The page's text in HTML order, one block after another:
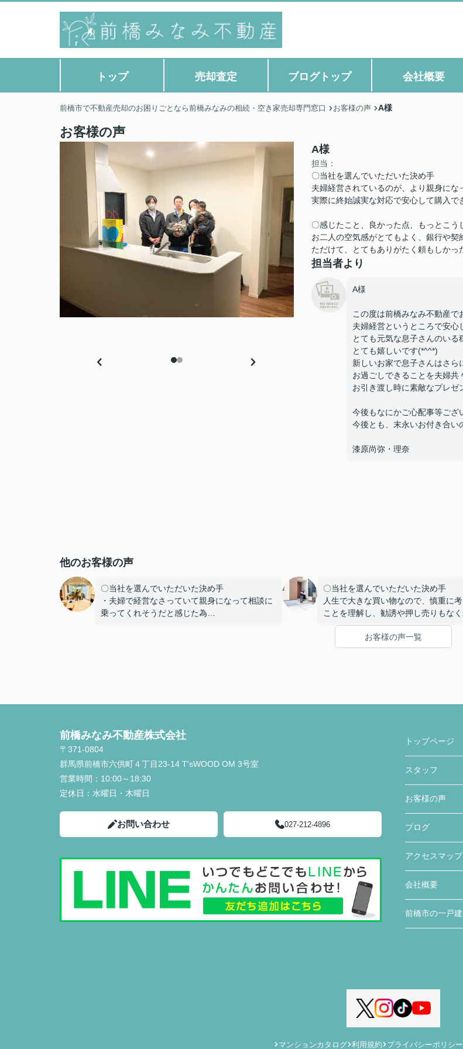
トップ 売却査定 ブログトップ 会社概要
前橋市で不動産売却のお困りごとなら前橋みなみの相続・空き家売却専門窓口 お客様の声 A様
お客様の声
A様
担当：
〇当社を選んでいただいた決め手
夫婦経営されているのが、より親身にな
実際に終始誠実な対応で安心して購入で
〇感じたこと、良かった点、もっとこう
お二人の空気感がとてもよく、銀行や
ただけて、とてもありがたく頼もしかっ
担当者より
A様
この度は前橋みなみ不動産で
夫婦経営というところで安心
とても元気な息子さんのい
とても嬉しいです(*^^*)
新しいお家で息子さんはさら
お過ごしできることを夫婦共
お引き渡し時に素敵なプレゼ
今後もなにかご心配事等ござ
今後とも、末永いお付き合い
漆原尚弥・理奈
他のお客様の声
〇当社を選んでいただいた決め手
・夫婦で経営なさっていて親身になって相談に
乗ってくれそうだと感じた為
ました。本当にありがとうございました。
〇当社を選んでいただいた決め手
人生で大きな買い物なので、慎重に
ことを理解し、勧誘や押し売りもなく
って相談にのっていただいたこと。
疑問点があった時にわかりやすく丁寧
していただいたこと。
住宅購入専用のLINEで連絡を取り合
疑問点に対する返信が遅いことがなく
のあるものはすぐ対応していただき
住宅購入までの流れや進捗状況に応じ
とまとめたものを何度も更新し作って
な複雑な手続きが円滑にでき助かりま
住宅販売店が関わる疑問点に対しても
不動産さんから連絡や確認していただ
た。さらに私達にわかりやすく説明し
き、手間のかかることを進んでしてい
お客様の声一覧
前橋みなみ不動産株式会社
〒371-0804
群馬県前橋市六供町４丁目23‐14 T'sWOOD OM 3号室
営業時間： 10:00～18:30
定休日： 水曜日・木曜日
お問い合わせ 027-212-4896
トップページ
スタッフ
お客様の声
ブログ
アクセスマップ
会社概要
前橋市の一戸
マンションカタログ 利用規約 プライバシーポリシー